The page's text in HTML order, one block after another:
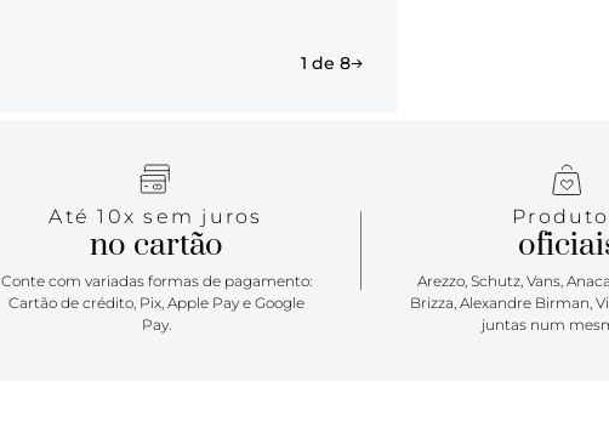
1 de 8
escolha
de bossa
Para
Até 10x sem juros
no cartão
Conte com variadas formas de pagamento:
Cartão de crédito, Pix, Apple Pay e Google
Pay.
Arezzo, Schutz, Vans,
Brizza, Alexandre Birman,
juntas num